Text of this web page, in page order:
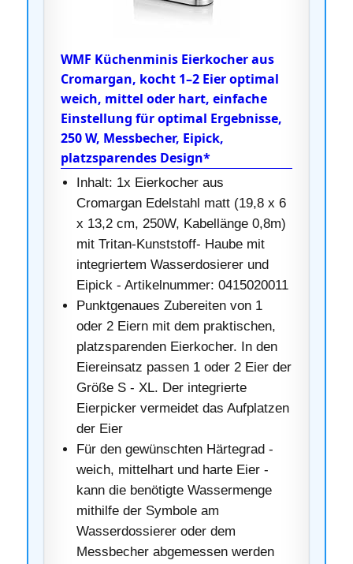
WMF Küchenminis Eierkocher aus
Cromargan, kocht 1–2 Eier optimal
weich, mittel oder hart, einfache
Einstellung für optimal Ergebnisse,
250 W, Messbecher, Eipick,
platzsparendes Design*
Inhalt: 1x Eierkocher aus
Cromargan Edelstahl matt (19,8 x 6
x 13,2 cm, 250W, Kabellänge 0,8m)
mit Tritan-Kunststoff- Haube mit
integriertem Wasserdosierer und
Eipick - Artikelnummer: 0415020011
Punktgenaues Zubereiten von 1
oder 2 Eiern mit dem praktischen,
platzsparenden Eierkocher. In den
Eiereinsatz passen 1 oder 2 Eier der
Größe S - XL. Der integrierte
Eierpicker vermeidet das Aufplatzen
der Eier
Für den gewünschten Härtegrad -
weich, mittelhart und harte Eier -
kann die benötigte Wassermenge
mithilfe der Symbole am
Wasserdossierer oder dem
Messbecher abgemessen werden